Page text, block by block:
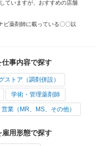
ていますが、おすすめの店舗
ビ薬剤師に載っている〇〇以
事内容で探す
ストア（調剤併設）
学術・管理薬剤師
営業（MR、MS、その他）
用形態で探す